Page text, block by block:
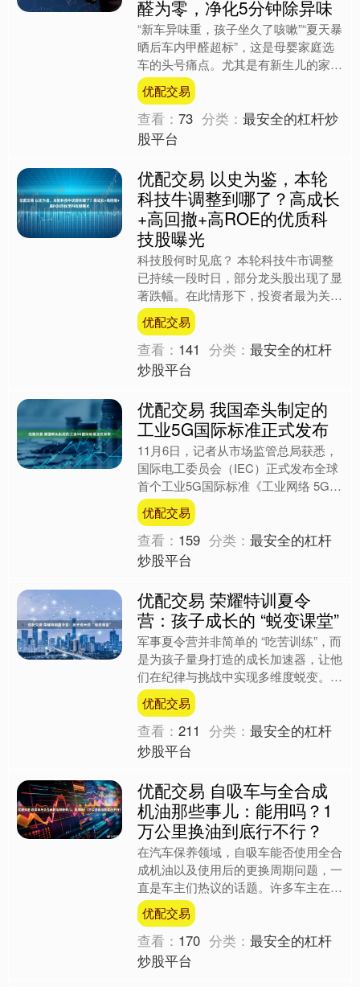
醛为零，净化5分钟除异味
“新车异味重，孩子坐久了咳嗽”“夏天暴
晒后车内甲醛超标”，这是母婴家庭选
车的头号痛点。尤其是有新生儿的家
庭，对车内空气质量的要求近乎苛刻。
广汽昊铂HL主打“母婴....
优配交易
查看：73 分类：最安全的杠杆炒
股平台
优配交易 以史为鉴，本轮
科技牛调整到哪了？高成长
+高回撤+高ROE的优质科
技股曝光
科技股何时见底？ 本轮科技牛市调整
已持续一段时日，部分龙头股出现了显
著跌幅。在此情形下，投资者最为关注
的莫过于本轮调整行情还将延续多久，
以及调整的空间会有多大。....
优配交易
查看： 141 分类：最安全的杠杆
炒股平台
优配交易 我国牵头制定的
工业5G国际标准正式发布
11月6日，记者从市场监管总局获悉，
国际电工委员会（IEC）正式发布全球
首个工业5G国际标准《工业网络 5G
通信技术通用要求》。该标准由中国与
德国联合提出，由....
优配交易
查看： 159 分类：最安全的杠杆
炒股平台
优配交易 荣耀特训夏令
营：孩子成长的 “蜕变课堂”
军事夏令营并非简单的 “吃苦训练”，而
是为孩子量身打造的成长加速器，让他
们在纪律与挑战中实现多维度蜕变。
在这里，孩子告别 “衣来伸手” 的依
赖。整理内务时，从....
优配交易
查看：211 分类：最安全的杠杆
炒股平台
优配交易 自吸车与全合成
机油那些事儿：能用吗？1
万公里换油到底行不行？
在汽车保养领域，自吸车能否使用全合
成机油以及使用后的更换周期问题，一
直是车主们热议的话题。许多车主在面
对琳琅满目的机油产品时，往往陷入选
择困境，担心选错机油会对....
优配交易
查看： 170 分类：最安全的杠杆
炒股平台